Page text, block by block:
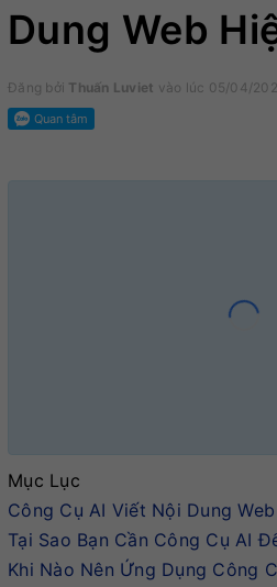
Dung Web
Đăng bởi Thuấn Luviet vào lúc 05/04/
Mục Lục
Công Cụ AI Viết Nội Dung
Tại Sao Bạn Cần Công Cụ AI
Khi Nào Nên Ứng Dụng Công